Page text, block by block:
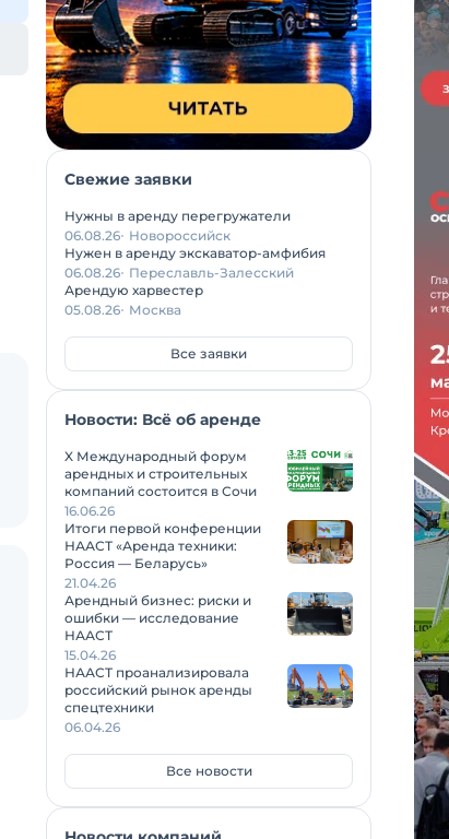
Свежие заявки
Нужны в аренду перегружатели
06.08.26 Новороссийск
Нужен в аренду экскаватор-амфибия
06.08.26 Переславль-Залесский
Арендую харвестер
05.08.26 Москва
Все заявки
Новости: Всё об аренде
X Международный форум
арендных и строительных
компаний состоится в Сочи
16.06.26
Итоги первой конференции
НААСТ «Аренда техники:
Россия — Беларусь»
21.04.26
Арендный бизнес: риски и
ошибки — исследование
НААСТ
15.04.26
НААСТ проанализировала
российский рынок аренды
спецтехники
06.04.26
Все новости